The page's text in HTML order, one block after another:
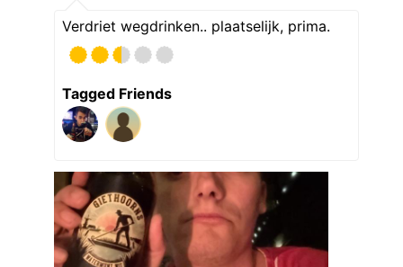
Verdriet wegdrinken.. plaatselijk, prima.
Tagged Friends